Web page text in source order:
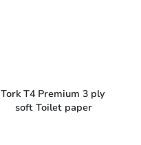
Tork T4 Premium 3 ply
soft Toilet paper